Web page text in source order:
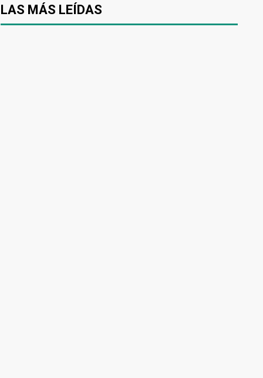
LAS MÁS LEÍDAS